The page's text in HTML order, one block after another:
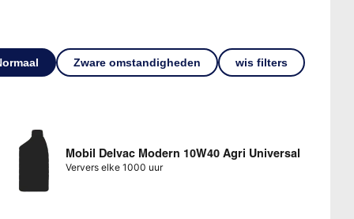
Zware omstandigheden wis filters
Mobil Delvac Modern 10W40 Agri Universal
Ververs elke 1000 uur